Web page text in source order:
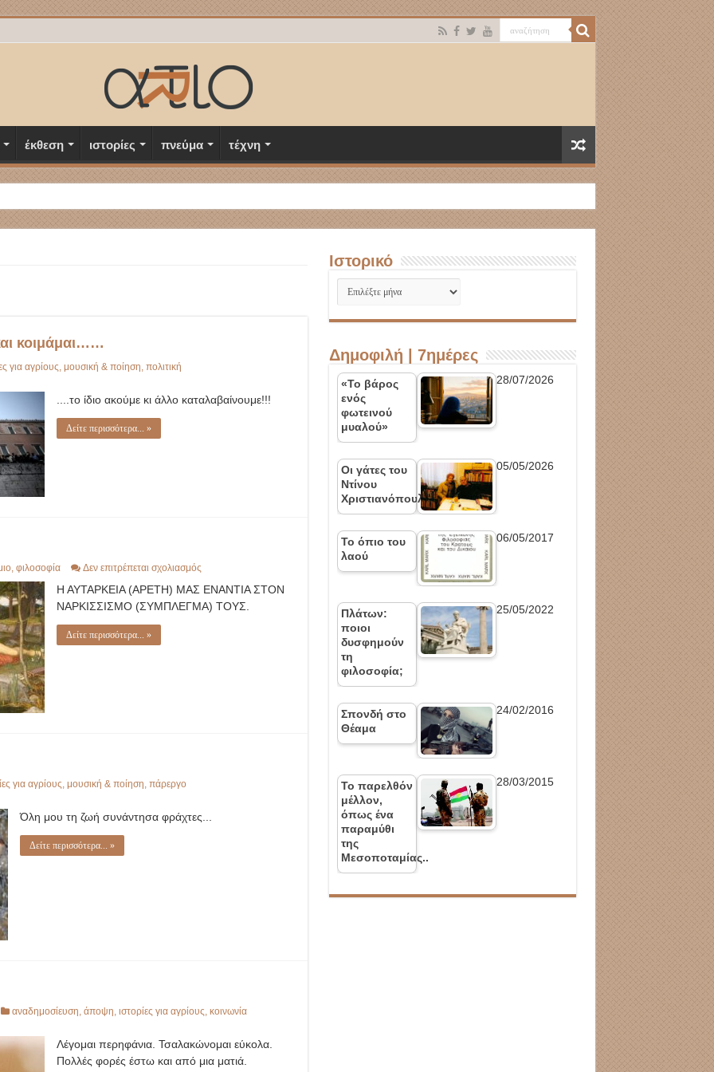
έκθεση ιστορίες πνεύμα τέχνη
κοιμάμαι……
για αγρίους μουσική & ποίηση πολιτική
....το ίδιο ακούμε κι άλλο καταλαβαίνουμε!!!
Δείτε περισσότερα... »
, φιλοσοφία Δεν επιτρέπεται σχολιασμόςστο
Αυτάρκεια
Η ΑΥΤΑΡΚΕΙΑ (ΑΡΕΤΗ) ΜΑΣ ΕΝΑΝΤΙΑ ΣΤΟΝ
ΝΑΡΚΙΣΣΙΣΜΟ (ΣΥΜΠΛΕΓΜΑ) ΤΟΥΣ.
Δείτε περισσότερα... »
για αγρίους, μουσική & ποίηση, πάρεργο
Όλη μου τη ζωή συνάντησα φράχτες...
Δείτε περισσότερα... »
αναδημοσίευση, άποψη, ιστορίες για αγρίους, κοινωνία
Λέγομαι περηφάνια. Τσαλακώνομαι εύκολα.
Πολλές φορές έστω και από μια ματιά.
Ιστορικό
Ιστορικό
Δημοφιλή | 7ημέρες
«Το βάρος
ενός
φωτεινού
μυαλού»
28/07/2026
Οι γάτες του
Ντίνου
Χριστιανόπουλου
05/05/2026
Το όπιο του
λαού
06/05/2017
Πλάτων:
ποιοι
δυσφημούν
τη
φιλοσοφία;
25/05/2022
Σπονδή στο
Θέαμα
24/02/2016
Το παρελθόν
μέλλον,
όπως ένα
παραμύθι
της
Μεσοποταμίας..
28/03/2015